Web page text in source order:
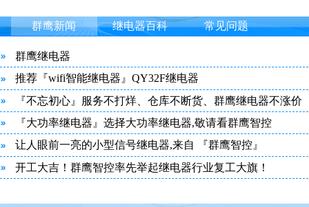
群鹰新闻 继电器百科 常见问题
群鹰继电器
推荐『wifi智能继电器』QY32F继电器
『不忘初心』服务不打烊、仓库不断货、群鹰继电器不涨价
『大功率继电器』选择大功率继电器,敬请看群鹰智控
让人眼前一亮的小型信号继电器,来自 『群鹰智控』
开工大吉！群鹰智控率先举起继电器行业复工大旗！